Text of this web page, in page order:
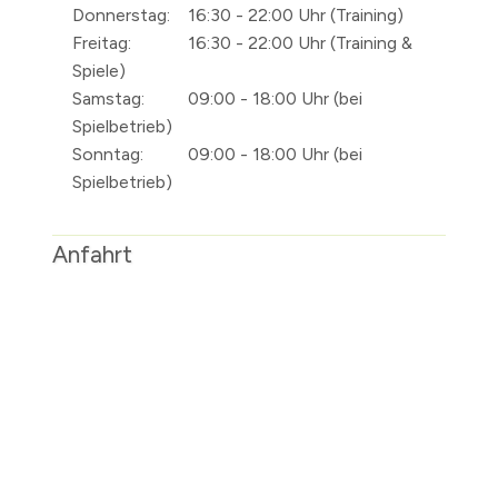
Donnerstag:
16:30 - 22:00 Uhr (Training)
Freitag:
16:30 - 22:00 Uhr (Training &
Spiele)
Samstag:
09:00 - 18:00 Uhr (bei
Spielbetrieb)
Sonntag:
09:00 - 18:00 Uhr (bei
Spielbetrieb)
Anfahrt